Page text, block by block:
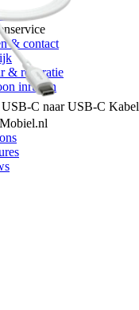
& contact
& reparatie
inruilen
USB-C naar USB-C Kabel